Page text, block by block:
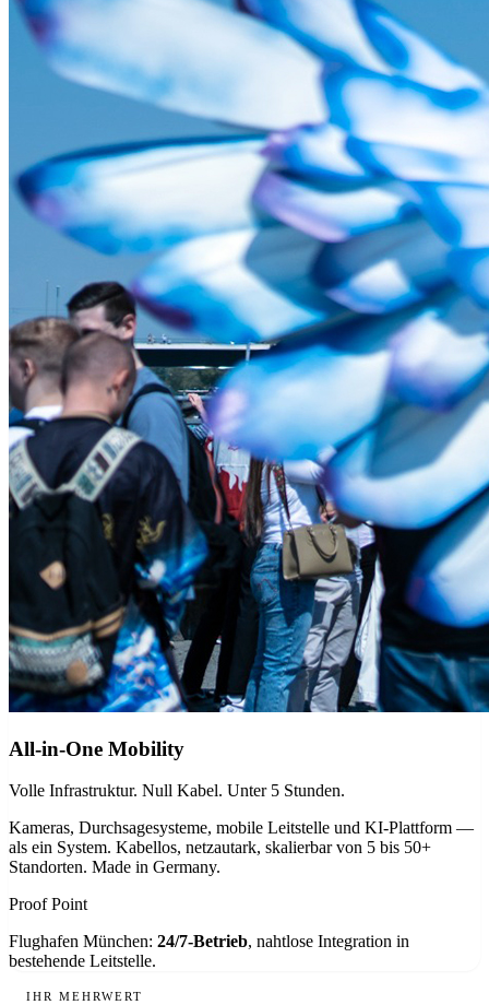
All-in-One Mobility
Volle Infrastruktur. Null Kabel. Unter 5 Stunden.
Kameras, Durchsagesysteme, mobile Leitstelle und KI-Plattform —
als ein System. Kabellos, netzautark, skalierbar von 5 bis 50+
Standorten. Made in Germany.
Proof Point
Flughafen München: 24/7-Betrieb, nahtlose Integration in
bestehende Leitstelle.
IHR MEHRWERT